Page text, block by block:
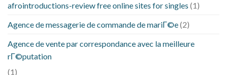
afrointroductions-review free online sites for singles (1)
Agence de messagerie de commande de mariГ©e(2)
Agence de vente par correspondance avec la meilleure
rГ©putation
(1)